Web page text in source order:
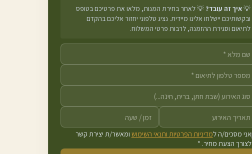
💡איך זה עובד? 💡 לאחר בחירת המנות, מלאו את פרטיכם בטופס
ובקשותיכם יישלחו אלינו מיידית. נציג טלפוני יחזור אליכם בהקדם
לתיאום וסגירת ההזמנה, לרבות פרטי המשלוח.
אני מסכים/ה למדיניות הפרטיות ותנאי השימוש ומאשר/ת יצירת קשר
לצורך הצעת מחיר. *